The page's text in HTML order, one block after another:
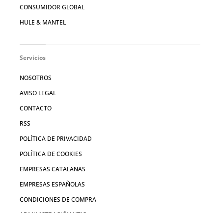
CONSUMIDOR GLOBAL
HULE & MANTEL
Servicios
NOSOTROS
AVISO LEGAL
CONTACTO
RSS
POLÍTICA DE PRIVACIDAD
POLÍTICA DE COOKIES
EMPRESAS CATALANAS
EMPRESAS ESPAÑOLAS
CONDICIONES DE COMPRA